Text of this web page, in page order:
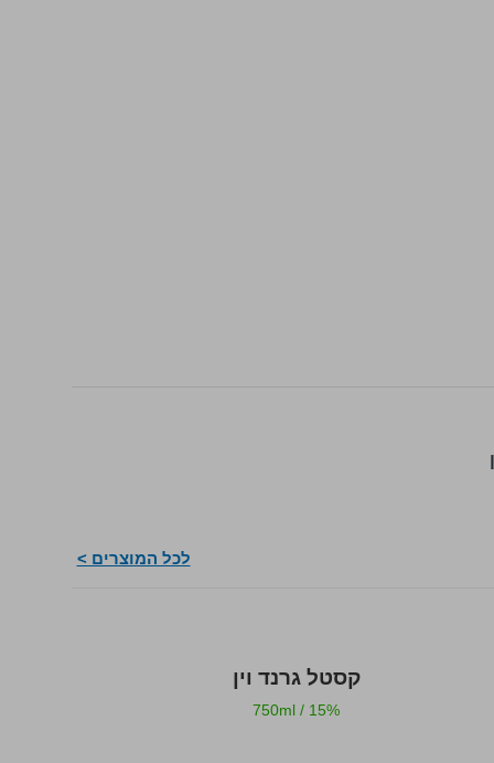
לכל המוצרים >
קסטל גרנד וין
750ml / 15%